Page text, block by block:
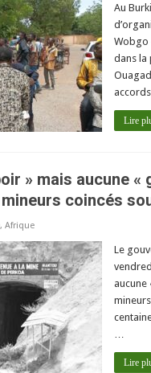
Au
Wobgo
dans la
Lire
» mais aucune
mineurs coincés
, Afrique
Le
aucune
Lire